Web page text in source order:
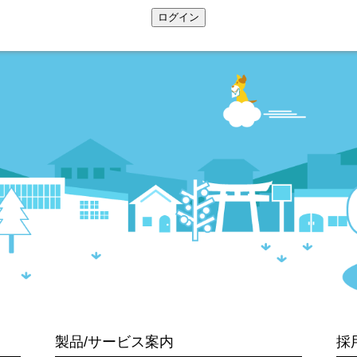
ログイン
製品/サービス案内 採